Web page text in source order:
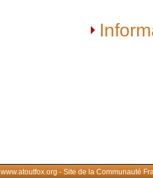
www.atoutfox.org - Site de la Communauté